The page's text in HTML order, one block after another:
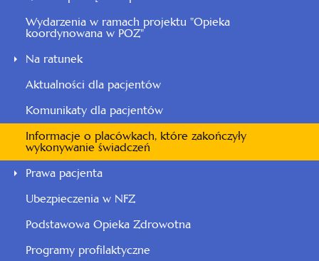
Wydarzenia w ramach projektu "Opieka
koordynowana w POZ"
Na ratunek
Aktualności dla pacjentów
Komunikaty dla pacjentów
Informacje o placówkach, które zakończyły
wykonywanie świadczeń
Prawa pacjenta
Ubezpieczenia w NFZ
Podstawowa Opieka Zdrowotna
Programy profilaktyczne